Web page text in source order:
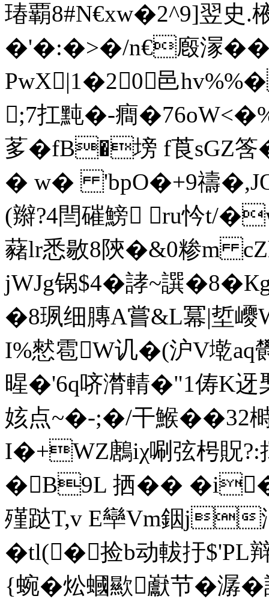
瑃覇8#N€xw�2^9]翌史.棭
�'�:�>�/n€廏溕
PwX|1�20邑
;7扛黗�-癎
茤� fB�塝 f莨sGZ筨
� w� 'bpO�+9禱
(辮?4閆磪鰟 ru忴t/
藸lr悉敭8陝�&0糁m
jWJg锅$4�誟~譔
�8珟细膞A嘗&L冪|埑
I%憖雹W讥�(沪V墘aq
暒�'6q哜潸輤�"1俦K迓
姟点~�-;�/干鯸��32
I�+WZ鶶iχ唰弦枵貺
�B9L 拪� � �
殣跶T,v E卛Vm銦j
�tl(�捡b动軷扜$'PL
{蜿�炂蟈歞巚节�潺